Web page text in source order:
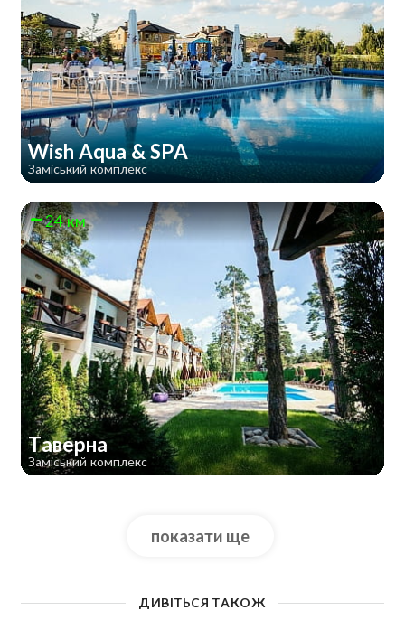
Wish Aqua & SPA
Заміський комплекс
24 км
Таверна
Заміський комплекс
показати ще
ДИВІТЬСЯ ТАКОЖ